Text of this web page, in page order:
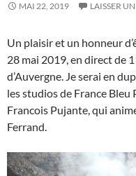
MAI 22, 2019 LAISSER
Un plaisir et un honneur
28 mai 2019, en direct de
d’Auvergne. Je serai en
les studios de France Bleu
Francois Pujante, qui
Ferrand.